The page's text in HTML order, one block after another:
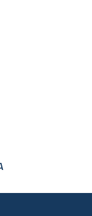
gli atti
delle
per